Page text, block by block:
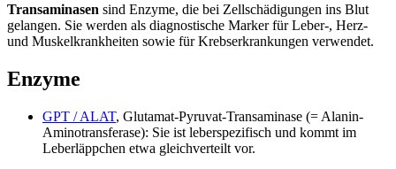
Transaminasen sind Enzyme, die bei Zellschädigungen ins Blut
gelangen. Sie werden als diagnostische Marker für Leber-, Herz-
und Muskelkrankheiten sowie für Krebserkrankungen verwendet.
Enzyme
GPT / ALAT, Glutamat-Pyruvat-Transaminase (= Alanin-
Aminotransferase): Sie ist leberspezifisch und kommt im
Leberläppchen etwa gleichverteilt vor.